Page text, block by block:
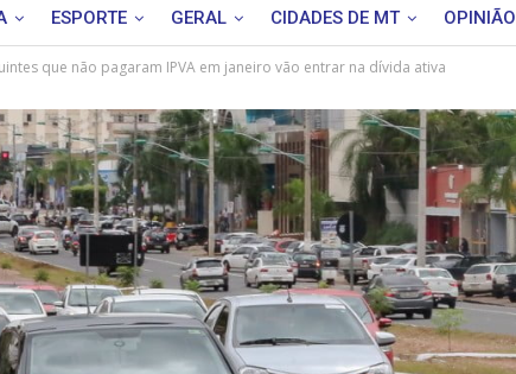
ESPORTE GERAL CIDADES DE MT OPINIÃO
que não pagaram IPVA em janeiro vão entrar na dívida ativa